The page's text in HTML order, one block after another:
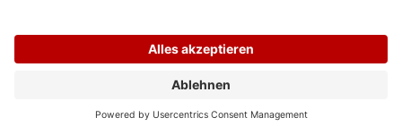
Cookies Barrierefreiheit